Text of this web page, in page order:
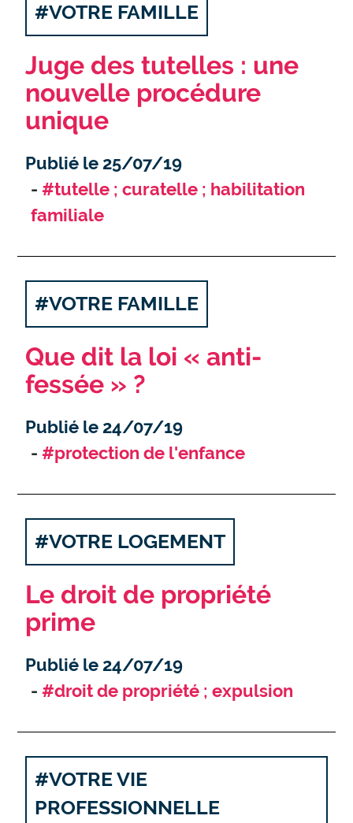
#VOTRE FAMILLE
Juge des tutelles : une
nouvelle procédure
unique
Publié le 25/07/19
#tutelle ; curatelle ; habilitation
familiale
#VOTRE FAMILLE
Que dit la loi « anti-
fessée » ?
Publié le 24/07/19
#protection de l'enfance
#VOTRE LOGEMENT
Le droit de propriété
prime
Publié le 24/07/19
#droit de propriété ; expulsion
#VOTRE VIE
PROFESSIONNELLE